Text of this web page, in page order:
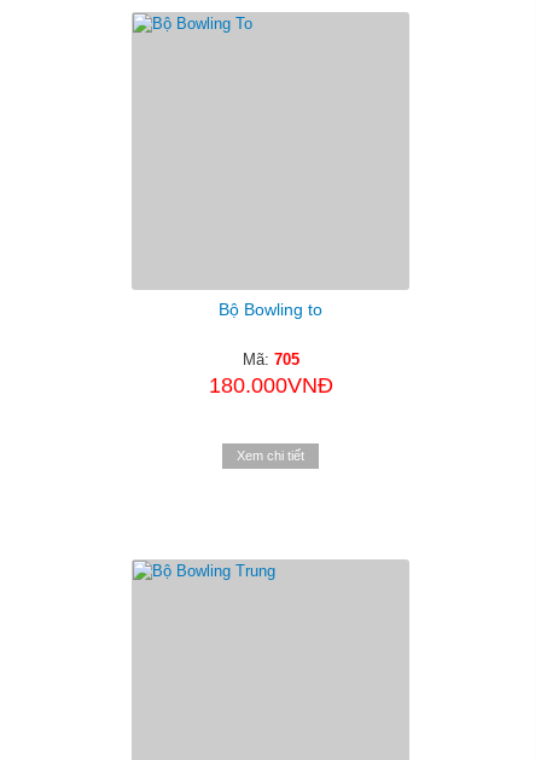
Bộ Bowling to
Mã: 705
180.000VNĐ
Xem chi tiết